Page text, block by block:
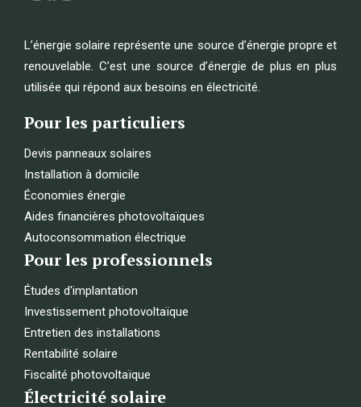
L’énergie solaire représente une source d’énergie propre et
renouvelable. C’est une source d’énergie de plus en plus
utilisée qui répond aux besoins en électricité.
Pour les particuliers
Devis panneaux solaires
Installation à domicile
Économies énergie
Aides financières photovoltaïques
Autoconsommation électrique
Pour les professionnels
Études d'implantation
Investissement photovoltaïque
Entretien des installations
Rentabilité solaire
Fiscalité photovoltaïque
Électricité solaire